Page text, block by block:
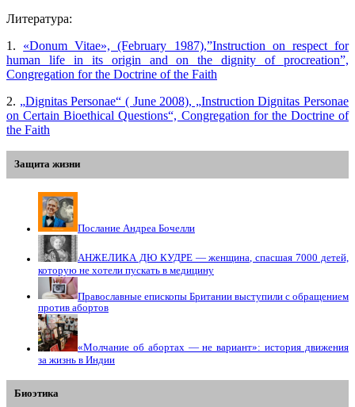
Литература:
1.​ «Donum Vitae», (February 1987),”Instruction on respect for
human life in its origin and on the dignity of procreation”,
Congregation for the Doctrine of the Faith
2.​ „Dignitas Personae“ ( June 2008), „Instruction Dignitas Personae
on Certain Bioethical Questions“, Congregation for the Doctrine of
the Faith
Защита жизни
Послание Андреа Бочелли
АНЖЕЛИКА ДЮ КУДРЕ — женщина, спасшая 7000 детей,
которую не хотели пускать в медицину
Православные епископы Британии выступили с обращением
против абортов
«Молчание об абортах — не вариант»: история движения
за жизнь в Индии
Биоэтика